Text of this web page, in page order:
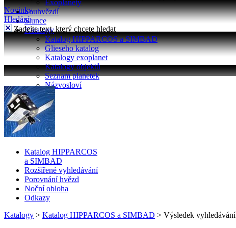
Exoplanety
Souhvězdí
Slunce
Katalogy
Katalog HIPPARCOS a SIMBAD
Glieseho katalog
Katalogy exoplanet
Katalogy objektů
Seznam planetek
Názvosloví
Novinky
Hledání
Zadejte text, který chcete hledat
Katalog HIPPARCOS
a SIMBAD
Rozšířené vyhledávání
Porovnání hvězd
Noční obloha
Odkazy
Katalogy > Katalog HIPPARCOS a SIMBAD > Výsledek vyhledávání